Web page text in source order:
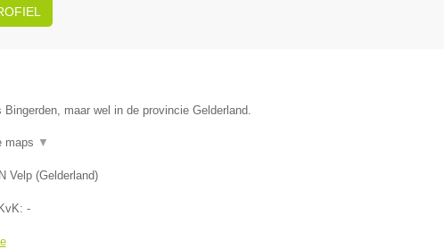
maar wel in de provincie Gelderland.
maps ▼
Velp(Gelderland)
-